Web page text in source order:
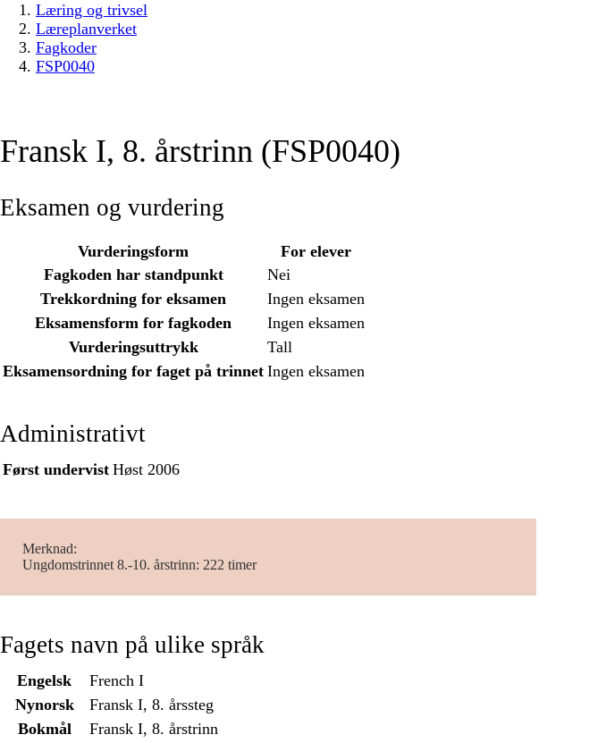
Læring og trivsel
Læreplanverket
Fagkoder
FSP0040
Fransk I, 8. årstrinn (FSP0040)
Eksamen og vurdering
Vurderingsform
For elever
Fagkoden har standpunkt
Nei
Trekkordning for eksamen
Ingen eksamen
Eksamensform for fagkoden
Ingen eksamen
Vurderingsuttrykk
Tall
Eksamensordning for faget på trinnet Ingen eksamen
Administrativt
Først undervist Høst 2006
Merknad
Ungdomstrinnet 8.-10. årstrinn: 222 timer
Fagets navn på ulike språk
Engelsk
French I
Nynorsk
Fransk I, 8. årssteg
Bokmål
Fransk I, 8. årstrinn